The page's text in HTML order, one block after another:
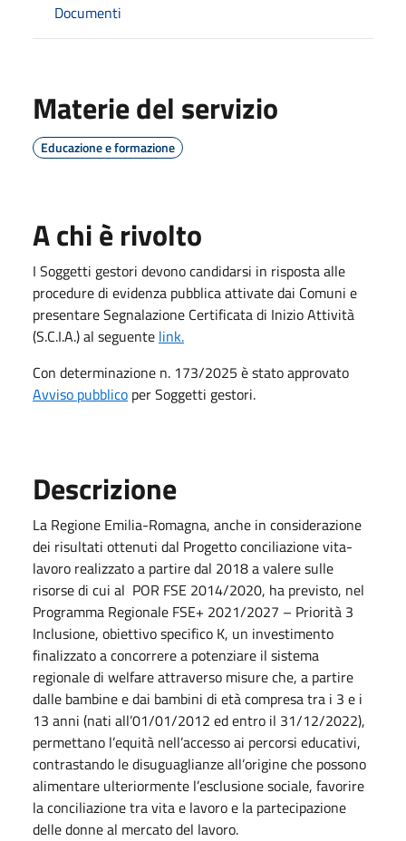
Documenti
Materie del servizio
Educazione e formazione
A chi è rivolto
I Soggetti gestori devono candidarsi in risposta alle
procedure di evidenza pubblica attivate dai Comuni e
presentare Segnalazione Certificata di Inizio Attività
(S.C.I.A.) al seguente link.
Con determinazione n. 173/2025 è stato approvato
Avviso pubblico per Soggetti gestori.
Descrizione
La Regione Emilia-Romagna, anche in considerazione
dei risultati ottenuti dal Progetto conciliazione vita-
lavoro realizzato a partire dal 2018 a valere sulle
risorse di cui al POR FSE 2014/2020, ha previsto, nel
Programma Regionale FSE+ 2021/2027 – Priorità 3
Inclusione, obiettivo specifico K, un investimento
finalizzato a concorrere a potenziare il sistema
regionale di welfare attraverso misure che, a partire
dalle bambine e dai bambini di età compresa tra i 3 e i
13 anni (nati all’01/01/2012 ed entro il 31/12/2022),
permettano l’equità nell’accesso ai percorsi educativi,
contrastando le disuguaglianze all’origine che possono
alimentare ulteriormente l’esclusione sociale, favorire
la conciliazione tra vita e lavoro e la partecipazione
delle donne al mercato del lavoro.